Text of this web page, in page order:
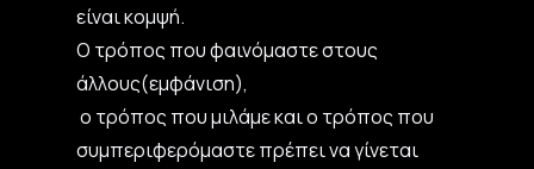
είναι κομψή.
Ο τρόπος που φαινόμαστε στους
άλλους(εμφάνιση),
ο τρόπος που μιλάμε και ο τρόπος που
συμπεριφερόμαστε πρέπει να γίνεται